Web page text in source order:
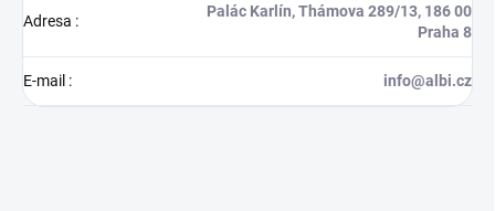
Adresa :
Palác Karlín, Thámova 289/13, 186 00
Praha 8
E-mail : info@albi.cz